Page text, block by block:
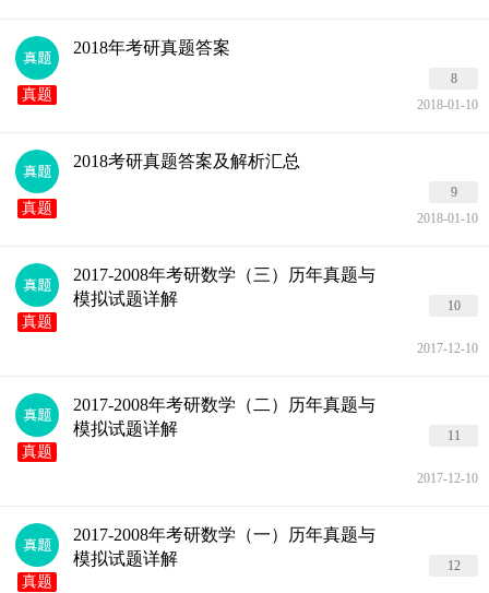
真题
2018年考研真题答案
8
2018-01-10
真题
2018考研真题答案及解析汇总
9
2018-01-10
真题
2017-2008年考研数学（三）历年真题与
模拟试题详解
10
2017-12-10
真题
2017-2008年考研数学（二）历年真题与
模拟试题详解
11
2017-12-10
真题
2017-2008年考研数学（一）历年真题与
模拟试题详解
12